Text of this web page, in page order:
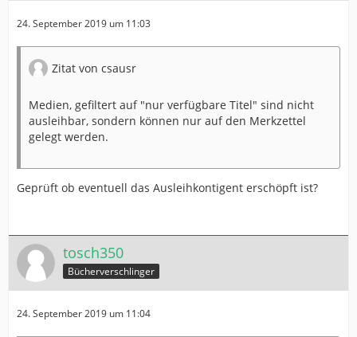
24. September 2019 um 11:03
Zitat von csausr
Medien, gefiltert auf "nur verfügbare Titel" sind nicht
ausleihbar, sondern können nur auf den Merkzettel
gelegt werden.
Geprüft ob eventuell das Ausleihkontigent erschöpft ist?
tosch350
Bücherverschlinger
24. September 2019 um 11:04